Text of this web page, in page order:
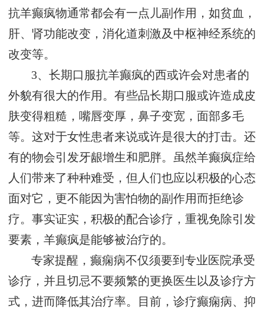
抗羊癫疯物通常都会有一点儿副作用，如贫血，
肝、肾功能改变，消化道刺激及中枢神经系统的
改变等。
3、长期口服抗羊癫疯的西或许会对患者的
外貌有很大的作用。有些品长期口服或许造成皮
肤变得粗糙，嘴唇变厚，鼻子变宽，面部多毛
等。这对于女性患者来说或许是很大的打击。还
有的物会引发牙龈增生和肥胖。虽然羊癫疯症给
人们带来了种种难受，但人们也应以积极的心态
面对它，更不能因为害怕物的副作用而拒绝诊
疗。事实证实，积极的配合诊疗，重视免除引发
要素，羊癫疯是能够被治疗的。
专家提醒，癫痫病不仅须要到专业医院承受
诊疗，并且切忌不要频繁的更换医生以及诊疗方
式，进而降低其治疗率。目前，诊疗癫痫病、抑